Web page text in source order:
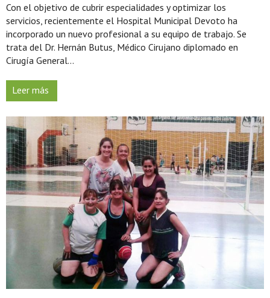
Con el objetivo de cubrir especialidades y optimizar los
servicios, recientemente el Hospital Municipal Devoto ha
incorporado un nuevo profesional a su equipo de trabajo. Se
trata del Dr. Hernán Butus, Médico Cirujano diplomado en
Cirugía General...
Leer más